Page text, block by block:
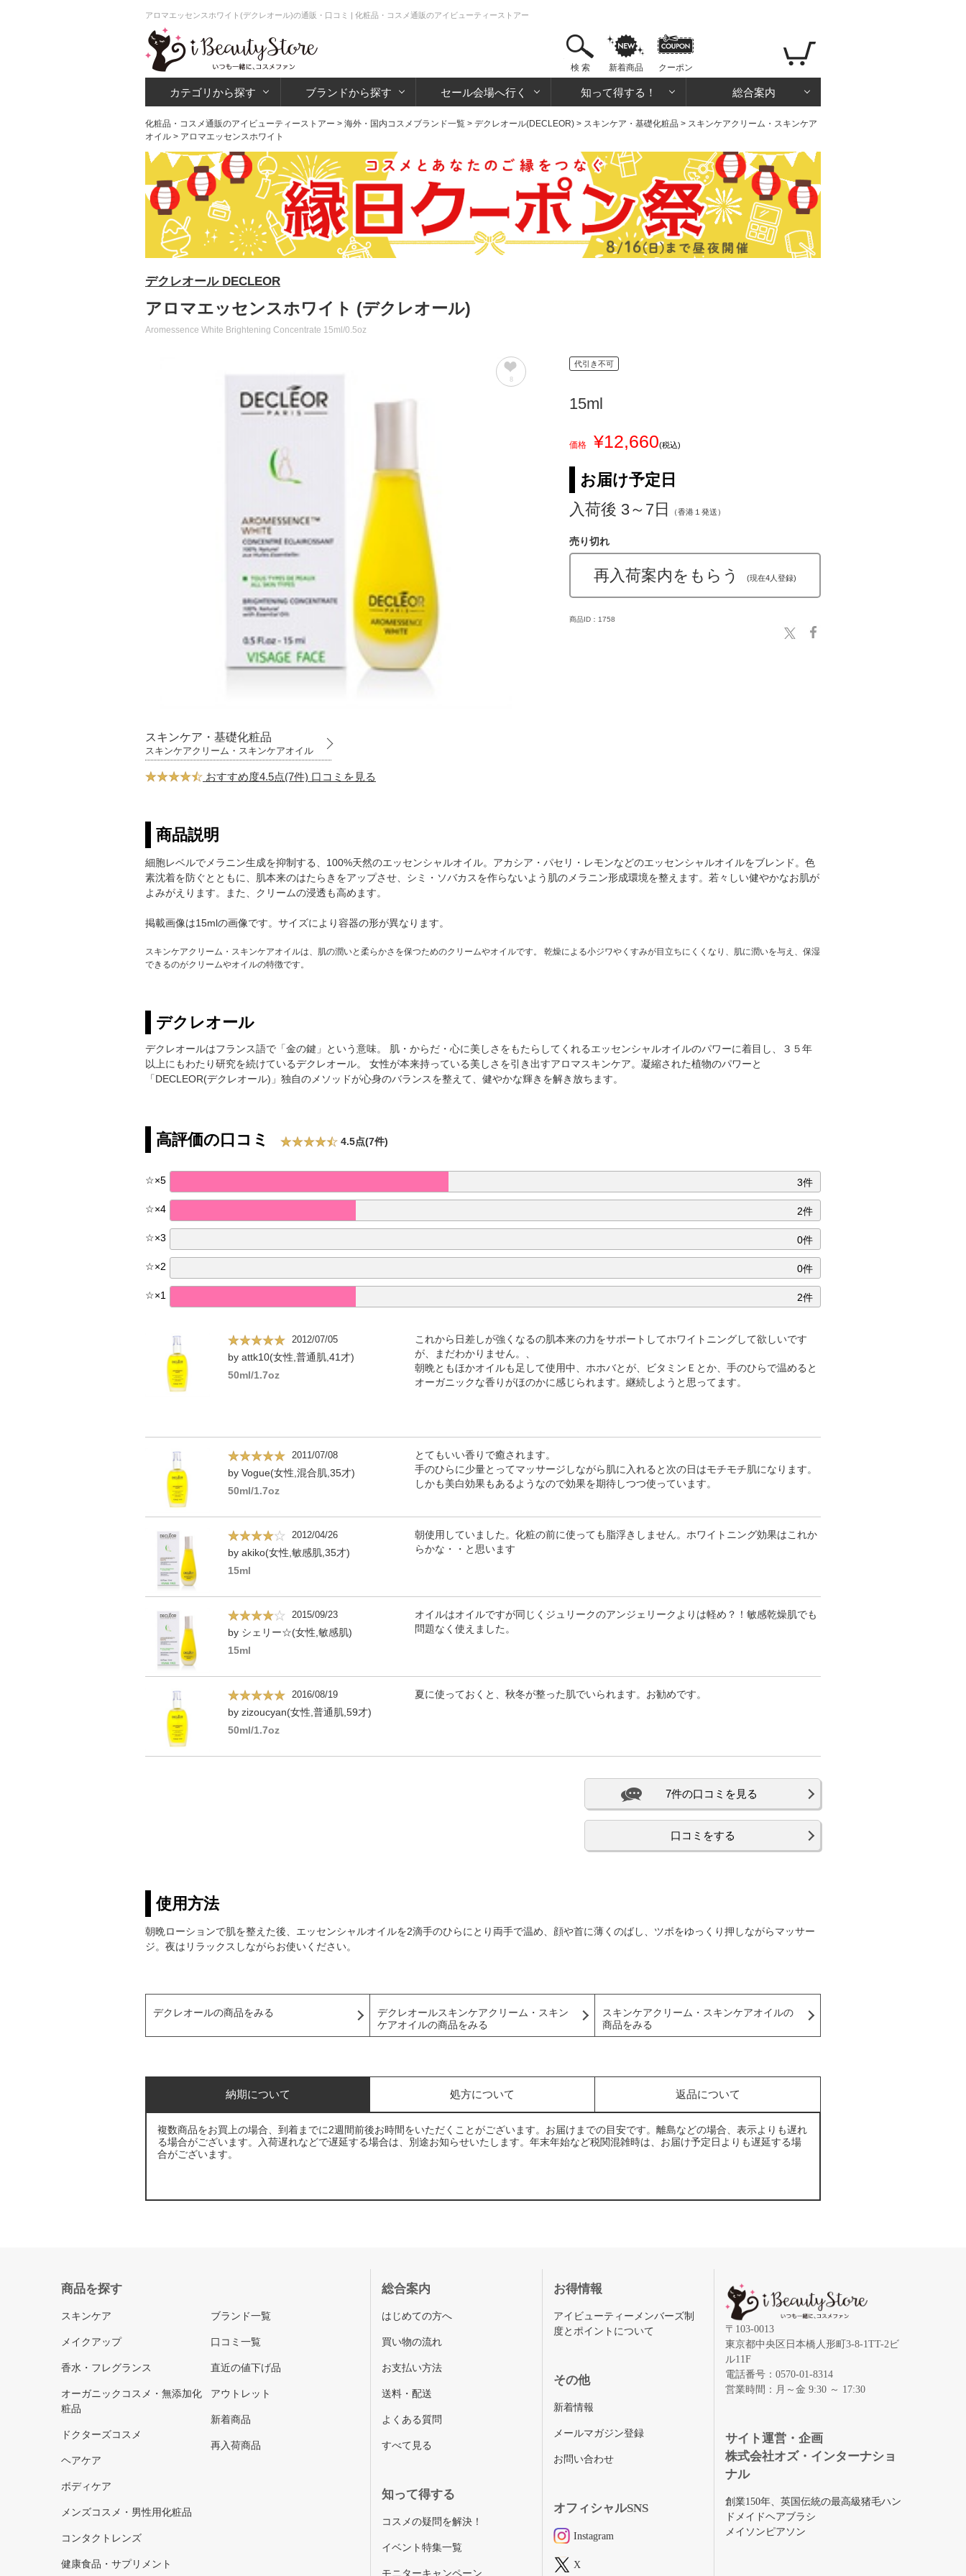
アロマエッセンスホワイト(デクレオール)の通販・口コミ | 化粧品・コスメ通販のアイビューティーストアー
検 索 新着商品 クーポン
カテゴリから探す ブランドから探す セール会場へ行く 知って得する！ 総合案内
化粧品・コスメ通販のアイビューティーストアー > 海外・国内コスメブランド一覧 > デクレオール(DECLEOR) > スキンケア・基礎化粧品 > スキンケアクリーム・スキンケア
オイル > アロマエッセンスホワイト
デクレオール DECLEOR
アロマエッセンスホワイト (デクレオール)
Aromessence White Brightening Concentrate 15ml/0.5oz
8
スキンケア・基礎化粧品
スキンケアクリーム・スキンケアオイル
おすすめ度4.5点(7件) 口コミを見る
代引き不可
15ml
価格 ¥12,660(税込)
お届け予定日
入荷後 3～7日
（香港１発送）
売り切れ
再入荷案内をもらう (現在4人登録)
商品ID：1758
商品説明
細胞レベルでメラニン生成を抑制する、100%天然のエッセンシャルオイル。アカシア・パセリ・レモンなどのエッセンシャルオイルをブレンド。色
素沈着を防ぐとともに、肌本来のはたらきをアップさせ、シミ・ソバカスを作らないよう肌のメラニン形成環境を整えます。若々しい健やかなお肌が
よみがえります。また、クリームの浸透も高めます。
掲載画像は15mlの画像です。サイズにより容器の形が異なります。
スキンケアクリーム・スキンケアオイルは、肌の潤いと柔らかさを保つためのクリームやオイルです。 乾燥による小ジワやくすみが目立ちにくくなり、肌に潤いを与え、保湿
できるのがクリームやオイルの特徴です。
デクレオール
デクレオールはフランス語で「金の鍵」という意味。 肌・からだ・心に美しさをもたらしてくれるエッセンシャルオイルのパワーに着目し、３５年
以上にもわたり研究を続けているデクレオール。 女性が本来持っている美しさを引き出すアロマスキンケア。凝縮された植物のパワーと
「DECLEOR(デクレオール)」独自のメソッドが心身のバランスを整えて、健やかな輝きを解き放ちます。
高評価の口コミ 4.5点(7件)
☆×5 3件
☆×4 2件
☆×3 0件
☆×2 0件
☆×1 2件
2012/07/05
by attk10(女性,普通肌,41才)
50ml/1.7oz
これから日差しが強くなるの肌本来の力をサポートしてホワイトニングして欲しいです
が、まだわかりません。、
朝晩ともほかオイルも足して使用中、ホホバとが、ビタミンＥとか、手のひらで温めると
オーガニックな香りがほのかに感じられます。継続しようと思ってます。
2011/07/08
by Vogue(女性,混合肌,35才)
50ml/1.7oz
とてもいい香りで癒されます。
手のひらに少量とってマッサージしながら肌に入れると次の日はモチモチ肌になります。
しかも美白効果もあるようなので効果を期待しつつ使っています。
2012/04/26
by akiko(女性,敏感肌,35才)
15ml
朝使用していました。化粧の前に使っても脂浮きしません。ホワイトニング効果はこれか
らかな・・と思います
2015/09/23
by シェリー☆(女性,敏感肌)
15ml
オイルはオイルですが同じくジュリークのアンジェリークよりは軽め？！敏感乾燥肌でも
問題なく使えました。
2016/08/19
by zizoucyan(女性,普通肌,59才)
50ml/1.7oz
夏に使っておくと、秋冬が整った肌でいられます。お勧めです。
7件の口コミを見る
口コミをする
使用方法
朝晩ローションで肌を整えた後、エッセンシャルオイルを2滴手のひらにとり両手で温め、顔や首に薄くのばし、ツボをゆっくり押しながらマッサー
ジ。夜はリラックスしながらお使いください。
デクレオールの商品をみる
デクレオールスキンケアクリーム・スキン
ケアオイルの商品をみる
スキンケアクリーム・スキンケアオイルの
商品をみる
納期について 処方について 返品について
複数商品をお買上の場合、到着までに2週間前後お時間をいただくことがございます。お届けまでの目安です。離島などの場合、表示よりも遅れ
る場合がございます。入荷遅れなどで遅延する場合は、別途お知らせいたします。年末年始など税関混雑時は、お届け予定日よりも遅延する場
合がございます。
商品を探す
スキンケア
メイクアップ
香水・フレグランス
オーガニックコスメ・無添加化
粧品
ドクターズコスメ
ヘアケア
ボディケア
メンズコスメ・男性用化粧品
コンタクトレンズ
健康食品・サプリメント
ブランド一覧
口コミ一覧
直近の値下げ品
アウトレット
新着商品
再入荷商品
総合案内
はじめての方へ
買い物の流れ
お支払い方法
送料・配送
よくある質問
すべて見る
知って得する
コスメの疑問を解決！
イベント特集一覧
モニターキャンペーン
お得情報
アイビューティーメンバーズ制
度とポイントについて
その他
新着情報
メールマガジン登録
お問い合わせ
オフィシャルSNS
Instagram
X
〒103-0013
東京都中央区日本橋人形町3-8-1TT-2ビ
ル11F
電話番号：0570-01-8314
営業時間：月～金 9:30 ～ 17:30
サイト運営・企画
株式会社オズ・インターナショ
ナル
創業150年、英国伝統の最高級猪毛ハン
ドメイドヘアブラシ
メイソンピアソン